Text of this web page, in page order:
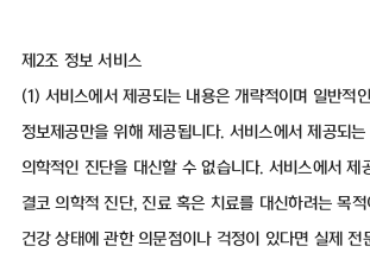
제2조 정보 서비스
(1) 서비스에서 제공되는 내용은 개략적이며 일반적
정보제공만을 위해 제공됩니다. 서비스에서 제공되
의학적인 진단을 대신할 수 없습니다. 서비스에서 제
결코 의학적 진단, 진료 혹은 치료를 대신하려는 목적
건강 상태에 관한 의문점이나 걱정이 있다면 실제 전